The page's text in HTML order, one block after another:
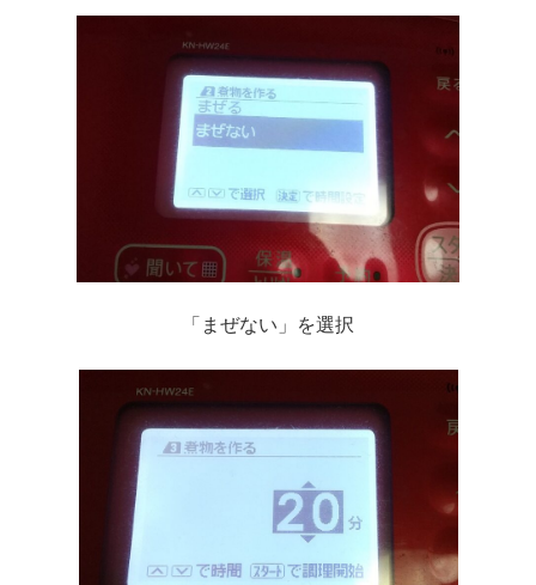
「まぜない」を選択